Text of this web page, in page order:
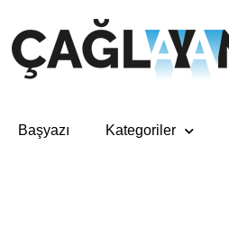
Başyazı Kategoriler